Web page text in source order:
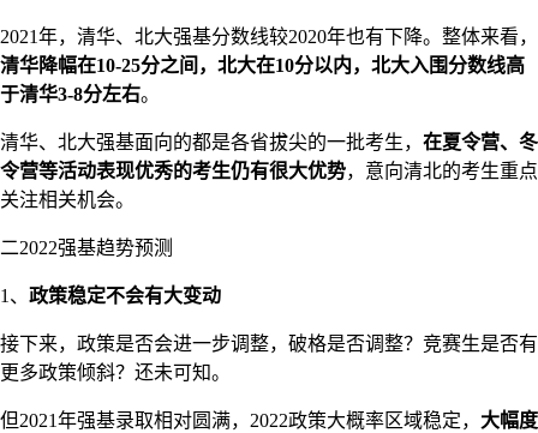
2021年，清华、北大强基分数线较2020年也有下降。整体来看，
清华降幅在10-25分之间，北大在10分以内， 北大入围分数线高
于清华3-8分左右。
清华、北大强基面向的都是各省拔尖的一批考生， 在夏令营、冬
令营等活动表现优秀的考生仍有很大优势，意向清北的考生重点
关注相关机会。
二2022强基趋势预测
1、 政策稳定不会有大变动
接下来，政策是否会进一步调整，破格是否调整？竞赛生是否有
更多政策倾斜？还未可知。
但2021年强基录取相对圆满，2022政策大概率区域稳定， 大幅度